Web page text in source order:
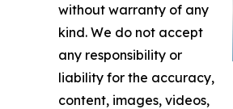
without warranty of any
kind. We do not accept
any responsibility or
liability for the accuracy,
content, images, videos,